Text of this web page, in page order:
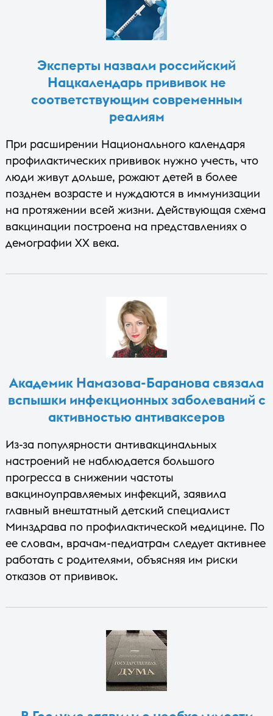
Эксперты назвали российский
Нацкалендарь прививок не
соответствующим современным
реалиям
При расширении Национального календаря
профилактических прививок нужно учесть, что
люди живут дольше, рожают детей в более
позднем возрасте и нуждаются в иммунизации
на протяжении всей жизни. Действующая схема
вакцинации построена на представлениях о
демографии XX века.
Академик Намазова-Баранова связала
вспышки инфекционных заболеваний с
активностью антиваксеров
Из-за популярности антивакцинальных
настроений не наблюдается большого
прогресса в снижении частоты
вакциноуправляемых инфекций, заявила
главный внештатный детский специалист
Минздрава по профилактической медицине. По
ее словам, врачам-педиатрам следует активнее
работать с родителями, объясняя им риски
отказов от прививок.